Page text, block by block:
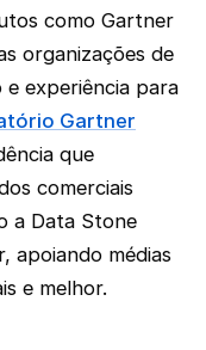
como Gartner
organizações de
e experiência para
Gartner
que
comerciais
a Data Stone
apoiando médias
e melhor.